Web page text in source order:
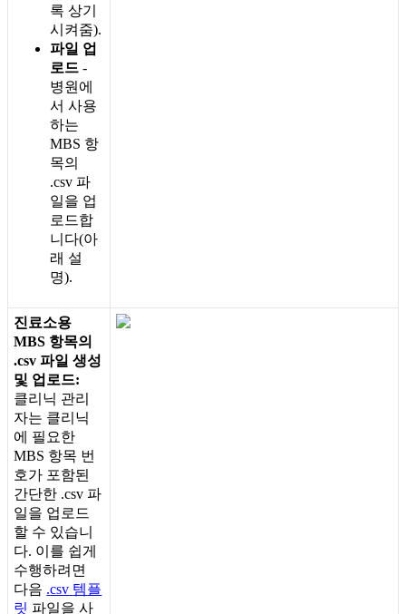
록 상기
시 켜 줌).
파일 업
로드 -
병원 에
서 사용
하는
MBS 항
목의
.csv 파
일을 업
로 드합
니 다(아
래 설
명).
진 료소용
MBS 항목의
.csv 파일 생성
및 업 로드:
클리 닉 관리
자는 클리 닉
에 필 요한
MBS 항목 번
호가 포함된
간단한 .csv 파
일을 업 로 드
할 수 있습니
다. 이 를 쉽게
수행하려 면
다음 .csv 템플
릿 파일을 사